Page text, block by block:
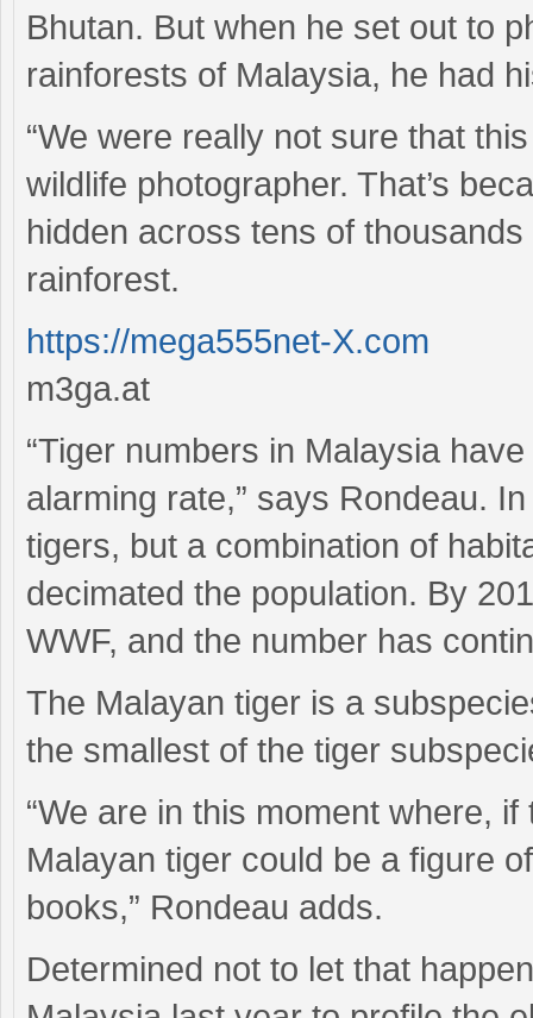
Bhutan. But when he set out to
rainforests of Malaysia, he had
“We were really not sure that
wildlife photographer. That’s
hidden across tens of
rainforest.
https://mega555net-X.com
m3ga.at
“Tiger numbers in Malaysia
alarming rate,” says Rondeau.
tigers, but a combination of
decimated the population. By
WWF, and the number has
The Malayan tiger is a
the smallest of the tiger
“We are in this moment where,
Malayan tiger could be a figure
books,” Rondeau adds.
Determined not to let that